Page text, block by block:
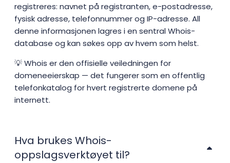
registreres: navnet på registranten, e-postadresse,
fysisk adresse, telefonnummer og IP-adresse. All
denne informasjonen lagres i en sentral Whois-
database og kan søkes opp av hvem som helst.
💡 Whois er den offisielle veiledningen for
domeneeierskap — det fungerer som en offentlig
telefonkatalog for hvert registrerte domene på
internett.
Hva brukes Whois-
oppslagsverktøyet til?